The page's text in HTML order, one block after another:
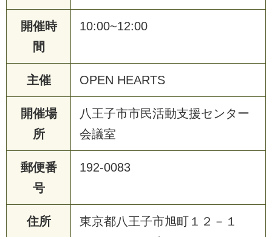
開催時
間
10:00~12:00
主催 OPEN HEARTS
開催場
所
八王子市市民活動支援センター
会議室
郵便番
号
192-0083
住所
東京都八王子市旭町１２－１